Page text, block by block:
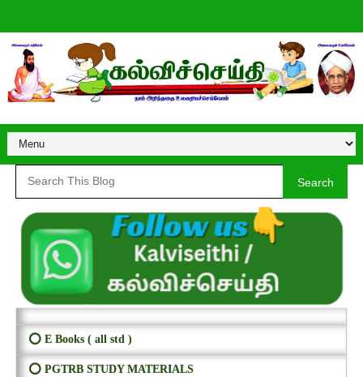
Search
⭕ E Books ( all std )
⭕ PGTRB STUDY MATERIALS